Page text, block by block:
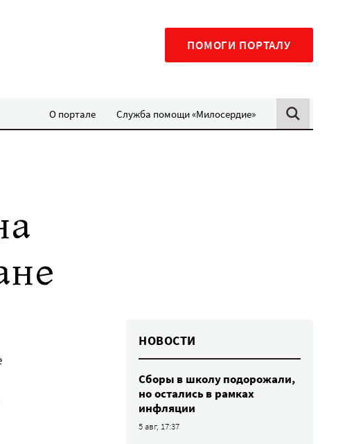
ПОМОГИ ПОРТАЛУ
О портале Служба помощи «Милосердие»
НОВОСТИ
Сборы в школу подорожали,
но остались в рамках
инфляции
5 авг, 17:37